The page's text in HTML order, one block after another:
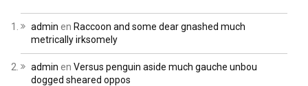
admin en Raccoon and some dear gnashed much
metrically irksomely
admin en Versus penguin aside much gauche unbou
dogged sheared oppos